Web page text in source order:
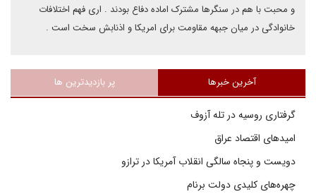
و محبت با هم در سنگرها مشترک اماده دفاع بودند . اری فهم اختلافات
خانوادگی در میان جبهه مقاومت برای امریکا و اذنابش سخت است .
آخرین خبرها پر بازدیدترین ها
گرفتاری روسیه در تله آزوف
امیدهای اقتصاد عراق
دویست و پنجاه سالگی انقلاب آمریکا در ترازو
چهره‌های کلیدی دولت برنام